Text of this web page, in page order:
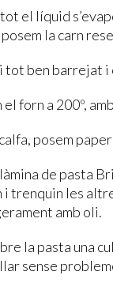
el líquid
la carn
tot ben barrejat i
forn a 200º,
posem
de pasta
i trenquin les
amb oli.
la pasta una
sense